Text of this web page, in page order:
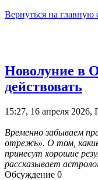
Вернуться на
Новолуние в
действовать
15:27, 16 апреля
Временно забываем
отрежь». О том,
принесут хорошие
рассказывает
Обсуждение 0